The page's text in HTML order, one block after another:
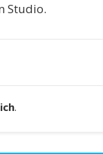
Studio.
.